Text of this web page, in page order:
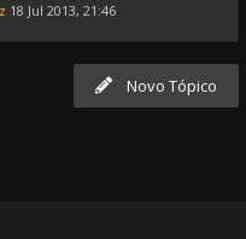
18 Jul 2013, 21:46
Novo Tópico